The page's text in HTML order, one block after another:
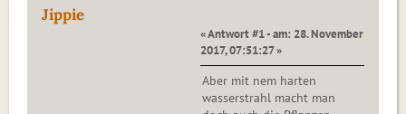
Jippie
« Antwort #1 - am: 28. November
2017, 07:51:27 »
Aber mit nem harten
wasserstrahl macht man